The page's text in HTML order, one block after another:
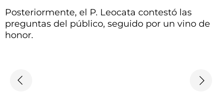
Posteriormente, el P. Leocata contestó las
preguntas del público, seguido por un vino de
honor.